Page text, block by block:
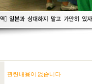
관련내용이 없습니다